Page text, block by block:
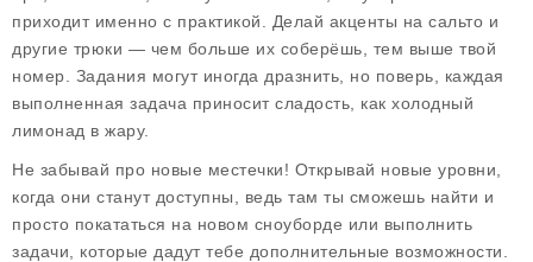
приходит именно с практикой. Делай акценты на сальто и
другие трюки — чем больше их соберёшь, тем выше твой
номер. Задания могут иногда дразнить, но поверь, каждая
выполненная задача приносит сладость, как холодный
лимонад в жару.
Не забывай про новые местечки! Открывай новые уровни,
когда они станут доступны, ведь там ты сможешь найти и
просто покататься на новом сноуборде или выполнить
задачи, которые дадут тебе дополнительные возможности.